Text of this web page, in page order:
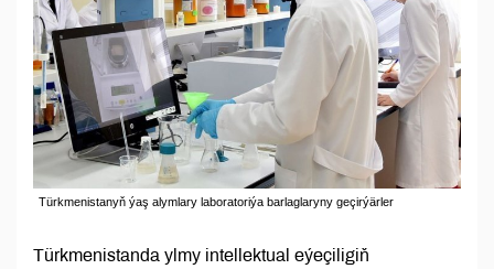
Türkmenistanyň ýaş alymlary laboratoriýa barlaglaryny geçirýärler
Türkmenistanda ylmy intellektual eýeçiligiň